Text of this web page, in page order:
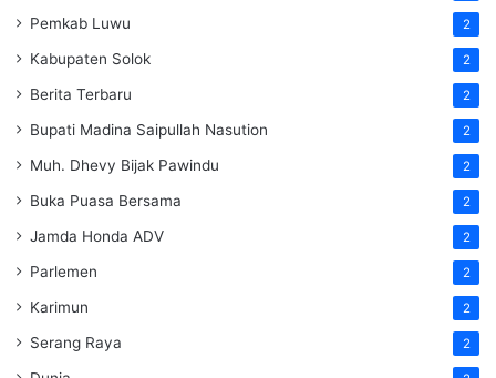
Pemkab Luwu 2
Kabupaten Solok 2
Berita Terbaru 2
Bupati Madina Saipullah Nasution 2
Muh. Dhevy Bijak Pawindu 2
Buka Puasa Bersama 2
Jamda Honda ADV 2
Parlemen 2
Karimun 2
Serang Raya 2